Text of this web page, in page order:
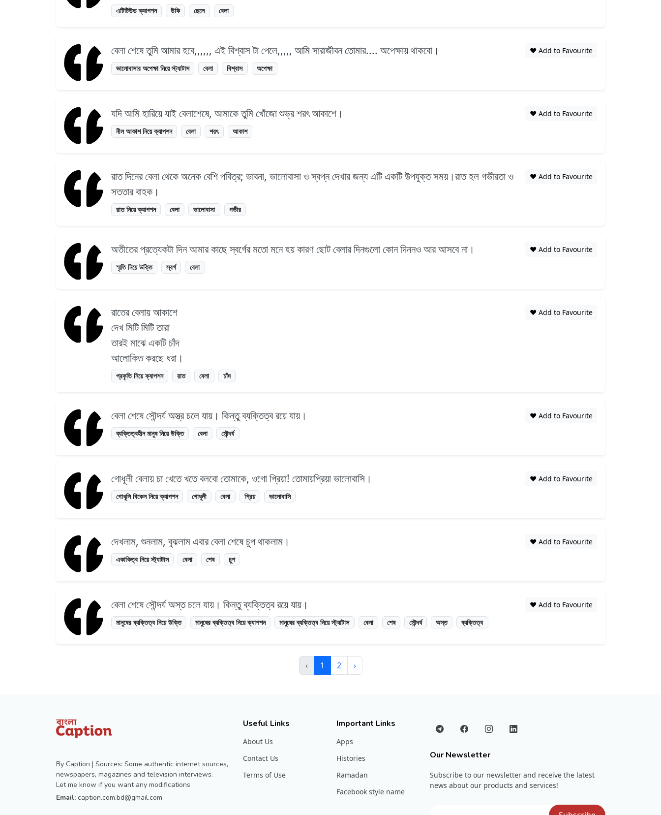
এটিটিউড ক্যাপশন উকি ছেলে বেলা
বেলা শেষে তুমি আমার হবে,,,,,, এই বিশ্বাস টা পেলে,,,,, আমি সারাজীবন তোমার.... অপেক্ষায় থাকবো।
ভালোবাসার অপেক্ষা নিয়ে স্ট্যাটাস বেলা বিশ্বাস অপেক্ষা
❤️ Add to Favourite
যদি আমি হারিয়ে যাই বেলাশেষে, আমাকে তুমি খোঁজো শুভ্র শরৎ আকাশে।
নীল আকাশ নিয়ে ক্যাপশন বেলা শরৎ আকাশ
❤️ Add to Favourite
রাত দিনের বেলা থেকে অনেক বেশি পবিত্র; ভাবনা, ভালোবাসা ও স্বপ্ন দেখার জন্য এটি একটি উপযুক্ত সময়।রাত হল গভীরতা ও
সততার বাহক।
রাত নিয়ে ক্যাপশন বেলা ভালোবাসা গভীর
❤️ Add to Favourite
অতীতের প্রত্যেকটা দিন আমার কাছে স্বর্গের মতো মনে হয় কারণ ছোট বেলার দিনগুলো কোন দিননও আর আসবে না।
স্মৃতি নিয়ে উক্তি স্বর্গ বেলা
❤️ Add to Favourite
রাতের বেলায় আকাশে
দেখ মিটি মিটি তারা
তারই মাঝে একটি চাঁদ
আলোকিত করছে ধরা।
প্রকৃতি নিয়ে ক্যাপশন রাত বেলা চাঁদ
❤️ Add to Favourite
বেলা শেষে সৌন্দর্য অস্ত্র চলে যায়। কিন্তু ব্যক্তিত্ব রয়ে যায়।
ব্যক্তিত্বহীন মানুষ নিয়ে উক্তি বেলা সৌন্দর্য
❤️ Add to Favourite
গোধূলী বেলায় চা খেতে খতে বলবো তোমাকে, ওগো প্রিয়া! তোমায়প্রিয়া ভালোবাসি।
গোধূলি বিকেল নিয়ে ক্যাপশন গোধূলী বেলা প্রিয় ভালোবাসি
❤️ Add to Favourite
দেখলাম, শুনলাম, বুঝলাম এবার বেলা শেষে চুপ থাকলাম।
একাকিত্ব নিয়ে স্ট্যাটাস বেলা শেষ চুপ
❤️ Add to Favourite
বেলা শেষে সৌন্দর্য অস্ত চলে যায়। কিন্তু ব্যক্তিত্ব রয়ে যায়।
মানুষের ব্যক্তিত্ব নিয়ে উক্তি মানুষের ব্যক্তিত্ব নিয়ে ক্যাপশন মানুষের ব্যক্তিত্ব নিয়ে স্ট্যাটাস বেলা শেষ সৌন্দর্য অস্ত ব্যক্তিত্ব
❤️ Add to Favourite
‹ 1 2 ›
By Caption | Sources: Some authentic internet sources,
newspapers, magazines and television interviews.
Let me know if you want any modifications
Email: caption.com.bd@gmail.com
Useful Links
About Us
Contact Us
Terms of Use
Important Links
Apps
Histories
Ramadan
Facebook style name
Our Newsletter
Subscribe to our newsletter and receive the latest
news about our products and services!